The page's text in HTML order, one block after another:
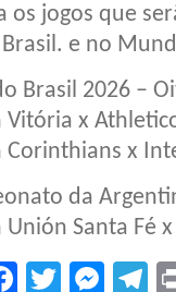
os jogos que
e no
Brasil 2026 –
Vitória x
Corinthians x
da
Unión Santa Fé
Facebook
Twitter